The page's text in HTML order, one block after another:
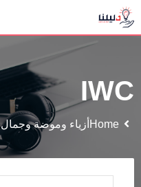
IWC
Home أزياء وموضة وجمال